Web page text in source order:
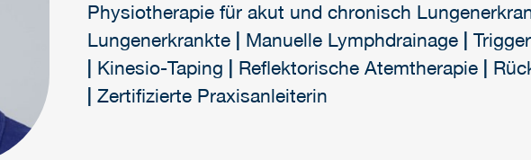
Physiotherapie für akut und chronisch
Lungenerkrankte
Manuelle Lymphdrainage
Kinesio-Taping Reflektorische Atemtherapie
|Zertifizierte Praxisanleiterin